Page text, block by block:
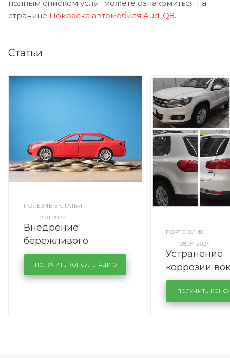
полным списком услуг можете ознакомиться на
странице Покраска автомобиля Audi Q8.
Статьи
ПОЛЕЗНЫЕ СТАТЬИ
—
12.01.2024
Внедрение
бережливого
производства в
кузовном сервисе
KUTUZOVV
ПОЛУЧИТЬ КОНСУЛЬТАЦИЮ
ПОРТФОЛИО
—
08.04.2024
Устранение
коррозии
лобового
районе
Volkswagen
ПОЛУЧИТЬ